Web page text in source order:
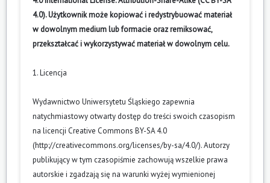
4.0). Użytkownik może kopiować i redystrybuować materiał
w dowolnym medium lub formacie oraz remiksować,
przekształcać i wykorzystywać materiał w dowolnym celu.
1. Licencja
Wydawnictwo Uniwersytetu Śląskiego zapewnia
natychmiastowy otwarty dostęp do treści swoich czasopism
na licencji Creative Commons BY-SA 4.0
(http://creativecommons.org/licenses/by-sa/4.0/). Autorzy
publikujący w tym czasopiśmie zachowują wszelkie prawa
autorskie i zgadzają się na warunki wyżej wymienionej